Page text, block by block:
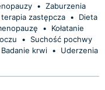
• Zaburzenia
zastępcza •
Dieta
•
Kołatanie
•
Suchość pochwy
Badanie krwi •
Uderzenia